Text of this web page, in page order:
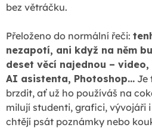
bez větráčku.
Přeloženo do normální řeči:
nezapotí, ani když na něm
deset věcí najednou –
AI asistenta, Photoshop… Je
brzdit, ať už ho používáš na
milují studenti, grafici, vývojáři
chtějí psát poznámky nebo